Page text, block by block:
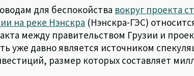
оводам для беспокойства вокруг проекта
на реке Нэнскра (Нэнскра-ГЭС)
между правительством Грузии и
уже давно является источником
размер которых составляет